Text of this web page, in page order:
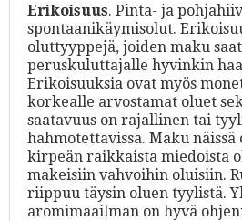
Erikoisuus. Pinta- ja
spontaanikäymisolut.
oluttyyppejä, joiden maku
peruskuluttajalle hyvinkin
Erikoisuuksia ovat myös
korkealle arvostamat oluet
saatavuus on rajallinen tai
hahmotettavissa. Maku näissä
kirpeän raikkaista miedoista
makeisiin vahvoihin oluisiin.
riippuu täysin oluen tyylistä.
aromimaailman on hyvä